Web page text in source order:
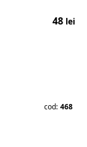
48 lei
cod: 468